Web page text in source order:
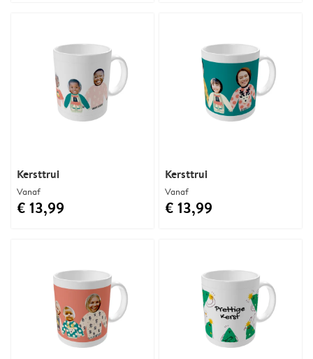
Kersttrui
Vanaf
€ 13,99
Kersttrui
Vanaf
€ 13,99